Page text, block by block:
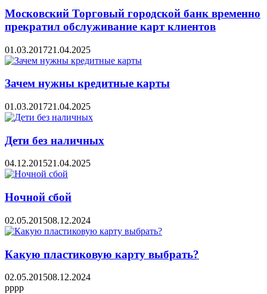
Московский Торговый городской банк временно
прекратил обслуживание карт клиентов
01.03.201721.04.2025
Зачем нужны кредитные карты
01.03.201721.04.2025
Дети без наличных
04.12.201521.04.2025
Ночной сбой
02.05.201508.12.2024
Какую пластиковую карту выбрать?
02.05.201508.12.2024
pppp